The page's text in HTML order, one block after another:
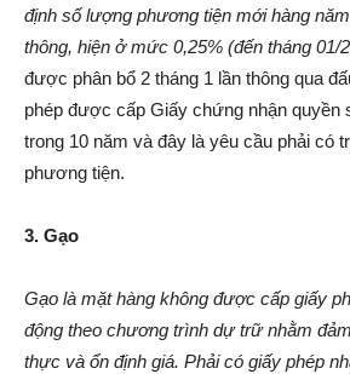
định số lượng phương tiện mới hàng
thông, hiện ở mức 0,25% (đến tháng 01/
được phân bổ 2 tháng 1 lần thông qua
phép được cấp Giấy chứng nhận
trong 10 năm và đây là yêu cầu phải có
phương tiện.
3. Gạo
Gạo là mặt hàng không được cấp giấy
động theo chương trình dự trữ nhằm
thực và ổn định giá. Phải có giấy phép